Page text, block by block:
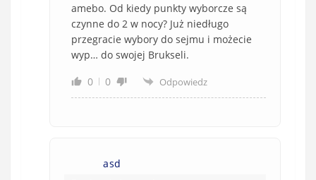
amebo. Od kiedy punkty wyborcze są
czynne do 2 w nocy? Już niedługo
przegracie wybory do sejmu i możecie
wyp… do swojej Brukseli.
0
0 Odpowiedz
asd